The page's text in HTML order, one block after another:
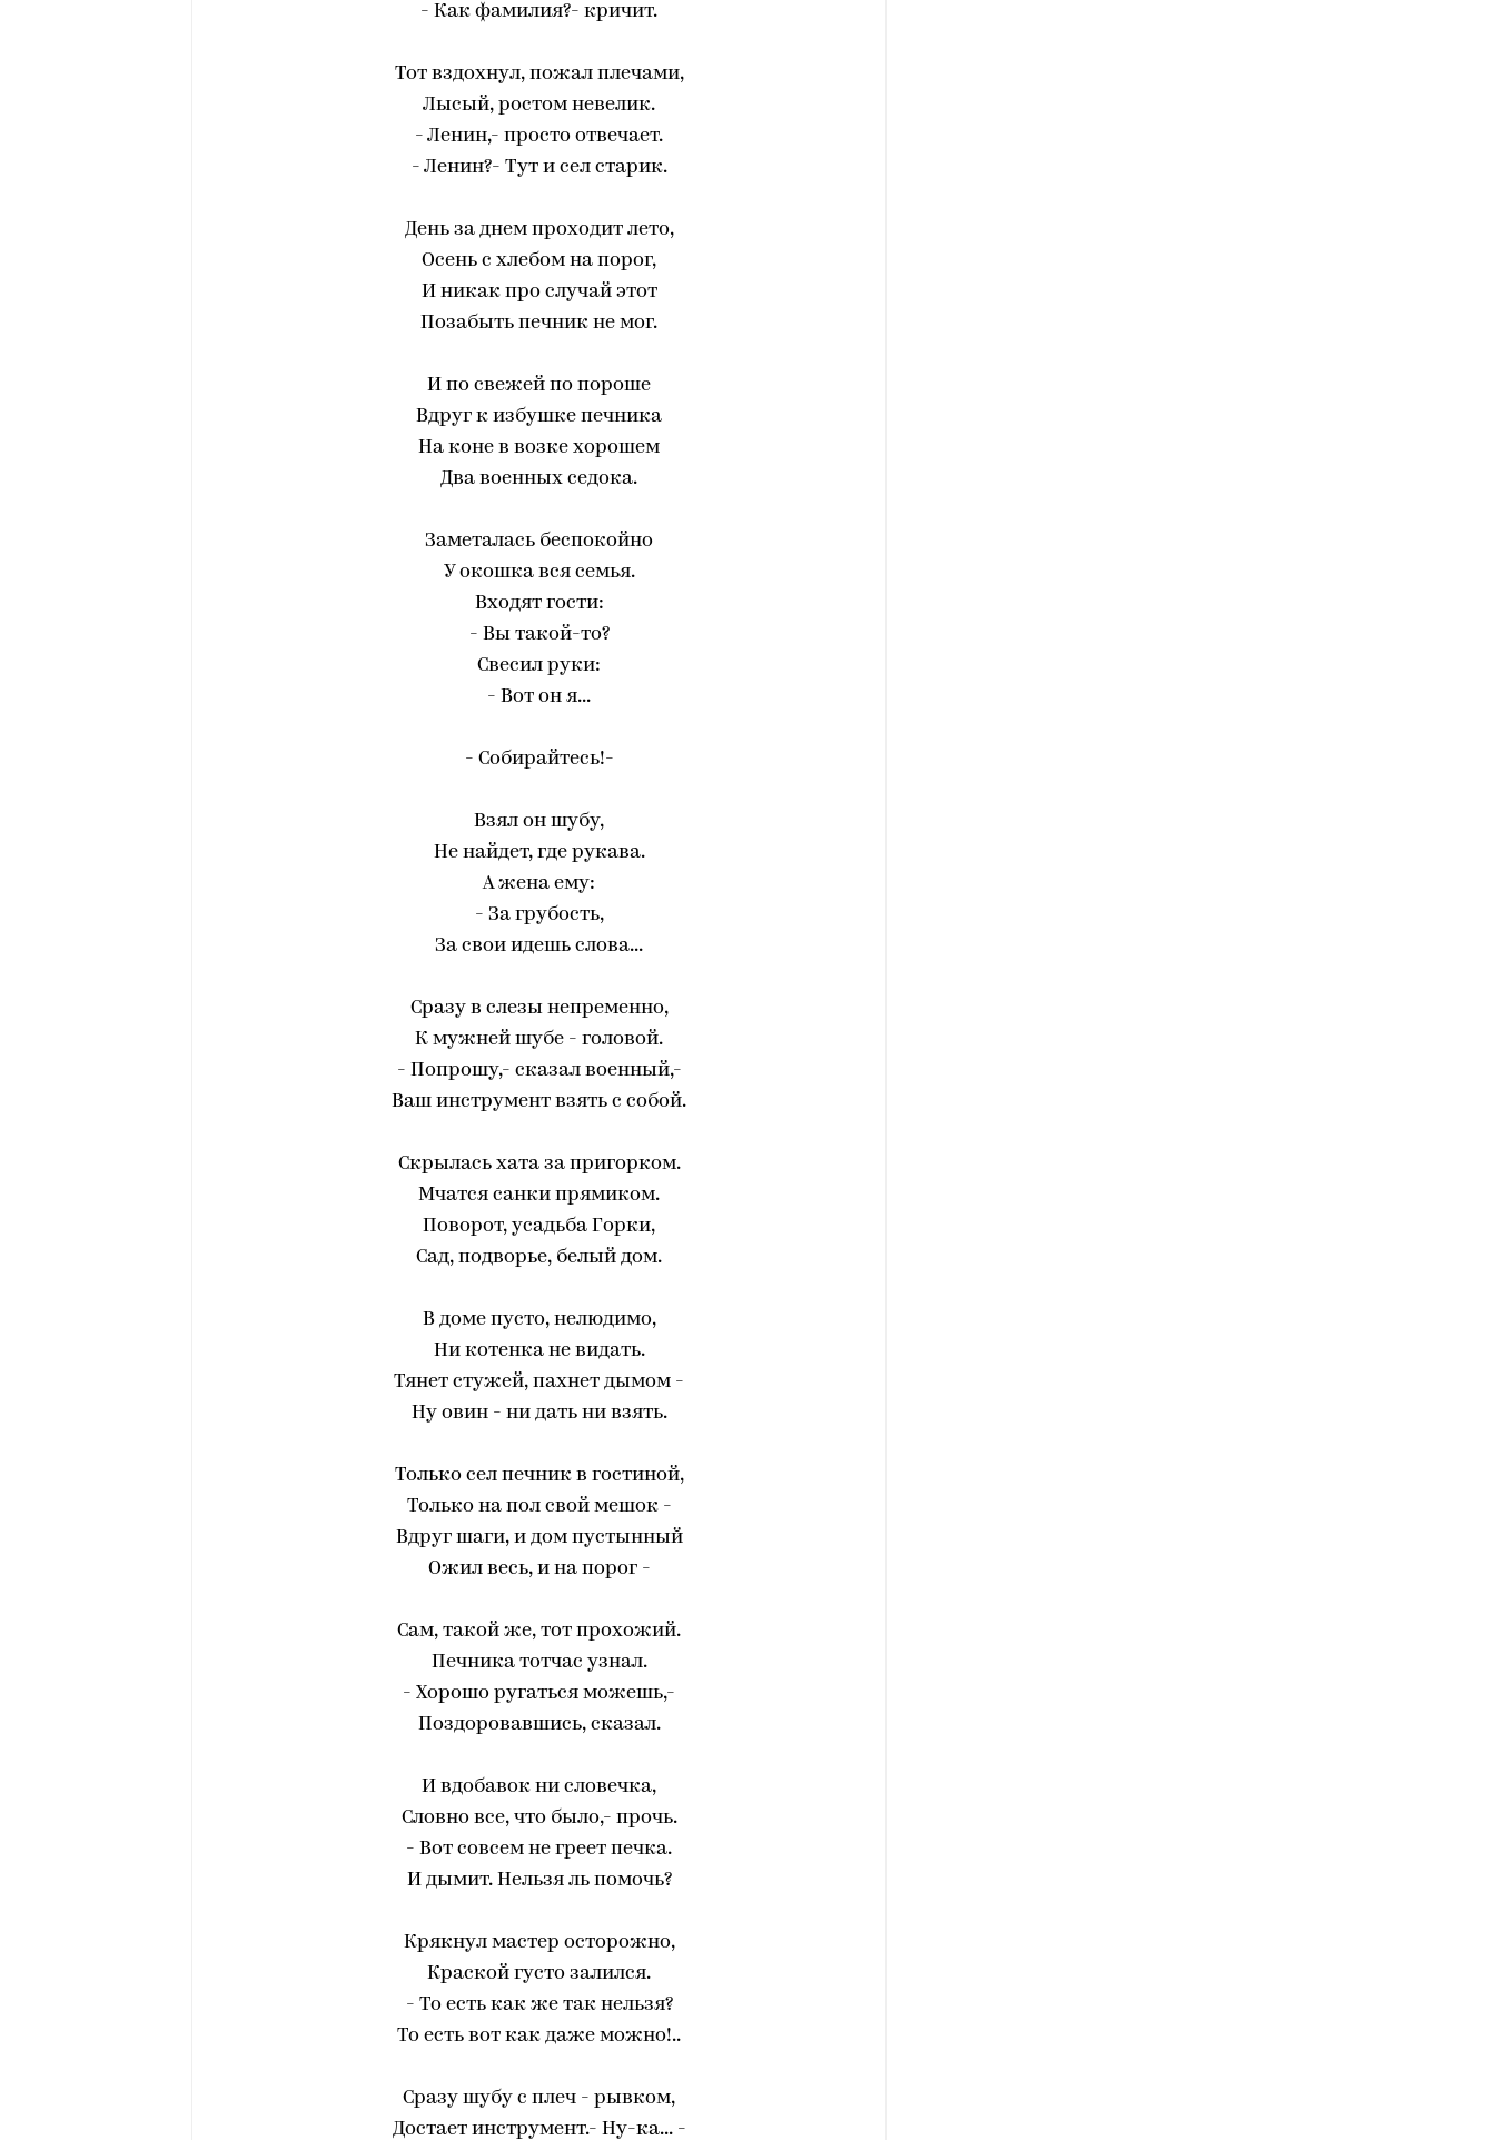
- Как фамилия?- кричит.
Тот вздохнул, пожал плечами,
Лысый, ростом невелик.
- Ленин,- просто отвечает.
- Ленин?- Тут и сел старик.
День за днем проходит лето,
Осень с хлебом на порог,
И никак про случай этот
Позабыть печник не мог.
И по свежей по пороше
Вдруг к избушке печника
На коне в возке хорошем
Два военных седока.
Заметалась беспокойно
У окошка вся семья.
Входят гости:
- Вы такой-то?
Свесил руки:
- Вот он я...
- Собирайтесь!-
Взял он шубу,
Не найдет, где рукава.
А жена ему:
- За грубость,
За свои идешь слова...
Сразу в слезы непременно,
К мужней шубе - головой.
- Попрошу,- сказал военный,-
Ваш инструмент взять с собой.
Скрылась хата за пригорком.
Мчатся санки прямиком.
Поворот, усадьба Горки,
Сад, подворье, белый дом.
В доме пусто, нелюдимо,
Ни котенка не видать.
Тянет стужей, пахнет дымом -
Ну овин - ни дать ни взять.
Только сел печник в гостиной,
Только на пол свой мешок -
Вдруг шаги, и дом пустынный
Ожил весь, и на порог -
Сам, такой же, тот прохожий.
Печника тотчас узнал.
- Хорошо ругаться можешь,-
Поздоровавшись, сказал.
И вдобавок ни словечка,
Словно все, что было,- прочь.
- Вот совсем не греет печка.
И дымит. Нельзя ль помочь?
Крякнул мастер осторожно,
Краской густо залился.
- То есть как же так нельзя?
То есть вот как даже можно!..
Сразу шубу с плеч - рывком,
Достает инструмент.- Ну-ка... -